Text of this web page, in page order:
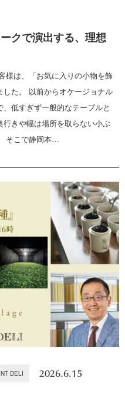
クで演出する、理想
様は、「お気に入りの小物を飾
た。 以前からオケージョナル
低すぎず一般的なテーブルと
きや幅は場所を取らない小ぶ
そこで静岡本…
DELI 2026.6.15